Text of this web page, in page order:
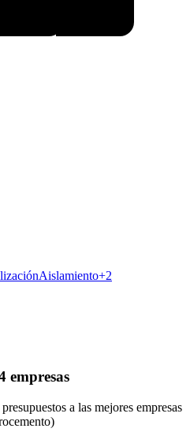
Aislamiento+2
empresas
a las mejores empresas